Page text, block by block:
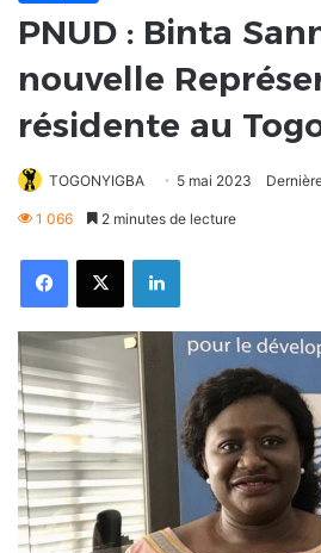
PNUD : Binta
nouvelle
résidente au
TOGONYIGBA 5 mai 2023
1 066 2 minutes de lecture
FacebookX Linkedin